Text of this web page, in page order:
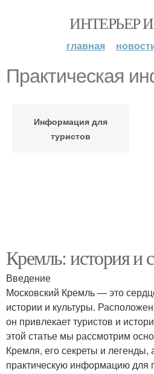
ИНТЕРЬЕР
главная
Практическая
Информация для
туристов
Кремль: история и
Введение
Московский Кремль — это
истории и культуры.
он привлекает туристов и
этой статье мы рассмотрим
Кремля, его секреты и легенды,
практическую информацию для